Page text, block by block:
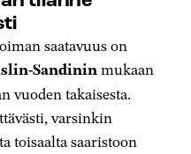
saatavuus on
Sandininmukaan
vuoden takaisesta.
varsinkin
toisaalta saaristoon